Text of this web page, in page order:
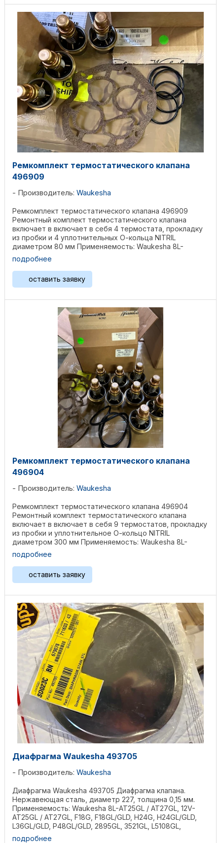
Ремкомплект термостатического клапана
496909
Производитель: Waukesha
Ремкомплект термостатического клапана 496909
Ремонтный комплект термостатического клапана
включает в включает в себя 4 термостата, прокладку
из пробки и 4 уплотнительных О-кольца NITRIL
диаметром 80 мм Применяемость: Waukesha 8L-
AT25GL / AT27GL, ...
подробнее
оставить заявку
Ремкомплект термостатического клапана
496904
Производитель: Waukesha
Ремкомплект термостатического клапана 496904
Ремонтный комплект термостатического клапана
включает в включает в себя 9 термостатов, прокладку
из пробки и уплотнительное О-кольцо NITRIL
диаметром 300 мм Применяемость: Waukesha 8L-
AT25GL / AT27GL, ...
подробнее
оставить заявку
Диафрагма Waukesha 493705
Производитель: Waukesha
Диафрагма Waukesha 493705 Диафрагма клапана.
Нержавеющая сталь, диаметр 227, толщина 0,15 мм.
Применяемость: Waukesha 8L-AT25GL / AT27GL, 12V-
AT25GL / AT27GL, F18G, F18GL/GLD, H24G, H24GL/GLD,
L36GL/GLD, P48GL/GLD, 2895GL, 3521GL, L5108GL,
L5790GL, ...
подробнее